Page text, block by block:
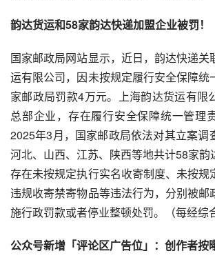
韵达货运和58家韵达快递加盟企业被罚！
国家邮政局网站显示，近日，韵达快递关
运有限公司，因未按规定履行安全保障统
家邮政局罚款4万元。上海韵达货运有限
总部企业，存在履行安全保障统一管理
2025年3月，国家邮政局依法对其立案调
河北、山西、江苏、陕西等地共计58家韵
存在未按规定执行实名收寄制度、未按规
违规收寄禁寄物品等违法行为，分别被邮
施行政罚款或者停业整顿处罚。（每经综
公众号新增「评论区广告位」：创作者按